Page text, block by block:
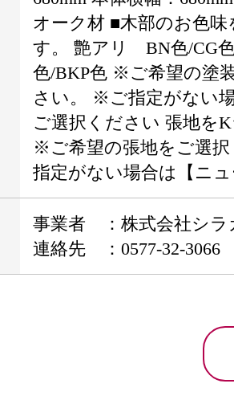
オーク材 ■木部のお色
す。 艶アリ BN色/CG
色/BKP色 ※ご希望の塗
さい。 ※ご指定がない
ご選択ください 張地を
※ご希望の張地をご選
指定がない場合は【ニ
事業者 ：株式会社シラ
連絡先 ：0577-32-3066